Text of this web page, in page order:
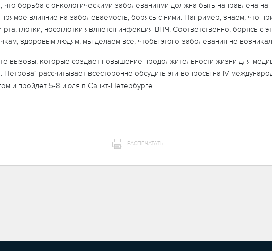
что борьба с онкологическими заболеваниями должна быть направлена
влияние на заболеваемость, борясь с ними. Например, знаем, что
глотки, носоглотки является инфекция ВПЧ. Соответственно, борясь
здоровым людям, мы делаем все, чтобы этого заболевания не
вызовы, которые создает повышение продолжительности жизни для
рассчитывает всесторонне обсудить эти вопросы на IV
и пройдет 5-8 июля в Санкт-Петербурге.
РАСПЕЧАТАТЬ